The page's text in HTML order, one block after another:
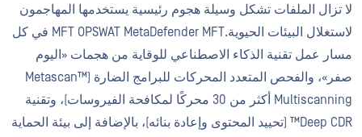
لا تزال الملفات تشكل وسيلة هجوم رئيسية يستخدمها المهاجمون
لاستغلال البيئات الحيوية.MFT OPSWAT MetaDefender MFT في كل
مسار عمل تقنية الذكاء الاصطناعي للوقاية من هجمات «اليوم
صفر»، والفحص المتعدد المحركات للبرامج الضارة (Metascan™
Multiscanning أكثر من 30 محركًا لمكافحة الفيروسات)، وتقنية
Deep CDR™ (تحييد المحتوى وإعادة بنائه)، بالإضافة إلى بيئة الحماية